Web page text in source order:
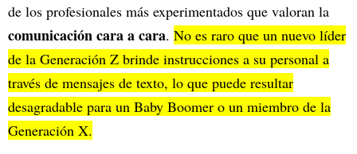
de los profesionales más experimentados que valoran la
comunicación cara a cara. No es raro que un nuevo líder
de la Generación Z brinde instrucciones a su personal a
través de mensajes de texto, lo que puede resultar
desagradable para un Baby Boomer o un miembro de la
Generación X.